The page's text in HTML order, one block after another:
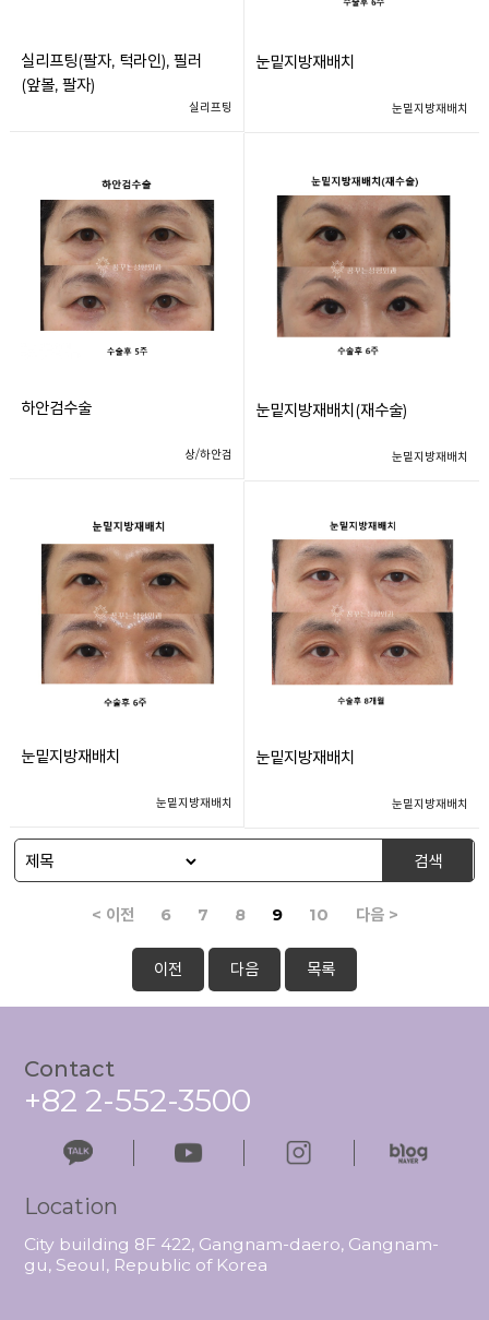
실리프팅(팔자, 턱라인), 필러
(앞볼, 팔자)
실리프팅
눈밑지방재배치
눈밑지방재배치
하안검수술
상/하안검
눈밑지방재배치(재수술)
눈밑지방재배치
눈밑지방재배치
눈밑지방재배치
눈밑지방재배치
눈밑지방재배치
검색
< 이전 6 7 8 9 10 다음 >
이전 다음 목록
Contact
+82 2-552-3500
Location
City building 8F 422, Gangnam-daero, Gangnam-
gu, Seoul, Republic of Korea